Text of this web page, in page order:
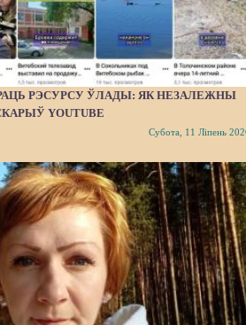
РЭСУРСУ ЎЛАДЫ: ЯК НЕЗАЛЕЖНЫ
YOUTUBE
Субота, 11 Ліпень